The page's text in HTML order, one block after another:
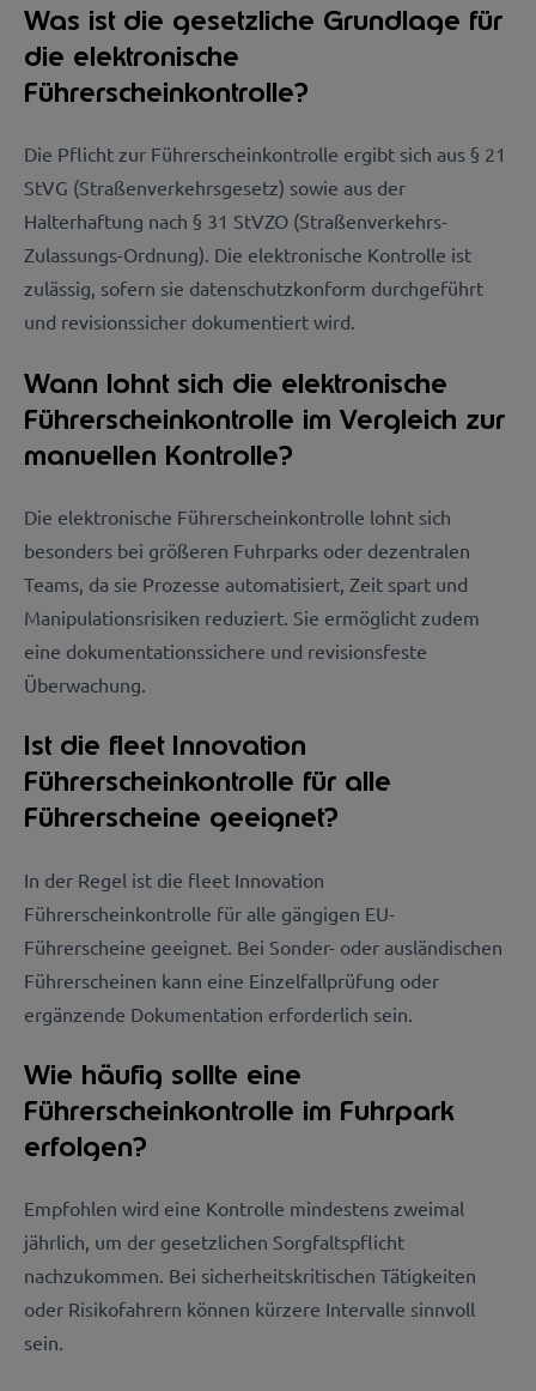
Was ist die gesetzliche Grundlage für
die elektronische
Führerscheinkontrolle?
Die Pflicht zur Führerscheinkontrolle ergibt sich aus § 21
StVG (Straßenverkehrsgesetz) sowie aus der
Halterhaftung nach § 31 StVZO (Straßenverkehrs-
Zulassungs-Ordnung). Die elektronische Kontrolle ist
zulässig, sofern sie datenschutzkonform durchgeführt
und revisionssicher dokumentiert wird.
Wann lohnt sich die elektronische
Führerscheinkontrolle im Vergleich zur
manuellen Kontrolle?
Die elektronische Führerscheinkontrolle lohnt sich
besonders bei größeren Fuhrparks oder dezentralen
Teams, da sie Prozesse automatisiert, Zeit spart und
Manipulationsrisiken reduziert. Sie ermöglicht zudem
eine dokumentationssichere und revisionsfeste
Überwachung.
Ist die fleet Innovation
Führerscheinkontrolle für alle
Führerscheine geeignet?
In der Regel ist die fleet Innovation
Führerscheinkontrolle für alle gängigen EU-
Führerscheine geeignet. Bei Sonder- oder ausländischen
Führerscheinen kann eine Einzelfallprüfung oder
ergänzende Dokumentation erforderlich sein.
Wie häufig sollte eine
Führerscheinkontrolle im Fuhrpark
erfolgen?
Empfohlen wird eine Kontrolle mindestens zweimal
jährlich, um der gesetzlichen Sorgfaltspflicht
nachzukommen. Bei sicherheitskritischen Tätigkeiten
oder Risikofahrern können kürzere Intervalle sinnvoll
sein.